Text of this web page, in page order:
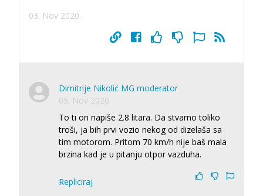
03. Nov 2020.
Dimitrije Nikolić MG moderator
05. Nov 2020.
To ti on napiše 2.8 litara. Da stvarno toliko
troši, ja bih prvi vozio nekog od dizelaša sa
tim motorom. Pritom 70 km/h nije baš mala
brzina kad je u pitanju otpor vazduha.
Repliciraj